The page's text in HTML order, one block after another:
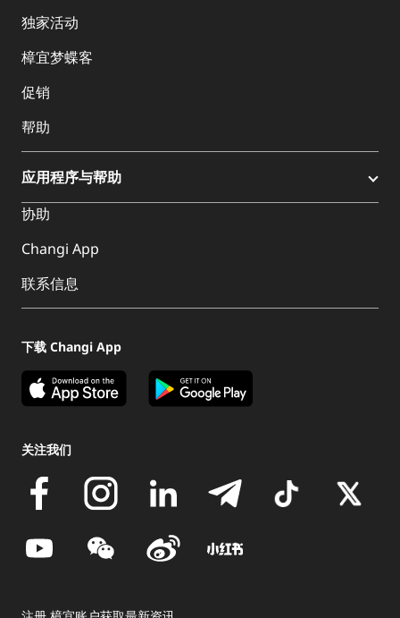
独家活动
樟宜梦蝶客
促销
帮助
应用程序与帮助
协助
Changi App
联系信息
下载 Changi App
关注我们